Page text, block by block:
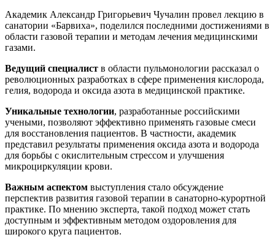
Академик Александр Григорьевич Чучалин провел лекцию в
санатории «Барвиха», поделился последними достижениями в
области газовой терапии и методам лечения медицинскими
газами.
Ведущий специалист в области пульмонологии рассказал о
революционных разработках в сфере применения кислорода,
гелия, водорода и оксида азота в медицинской практике.
Уникальные технологии, разработанные российскими
учеными, позволяют эффективно применять газовые смеси
для восстановления пациентов. В частности, академик
представил результаты применения оксида азота и водорода
для борьбы с окислительным стрессом и улучшения
микроциркуляции крови.
Важным аспектом выступления стало обсуждение
перспектив развития газовой терапии в санаторно-курортной
практике. По мнению эксперта, такой подход может стать
доступным и эффективным методом оздоровления для
широкого круга пациентов.